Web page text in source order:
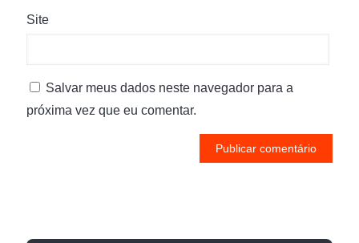
Site
Salvar meus dados neste navegador para a
próxima vez que eu comentar.